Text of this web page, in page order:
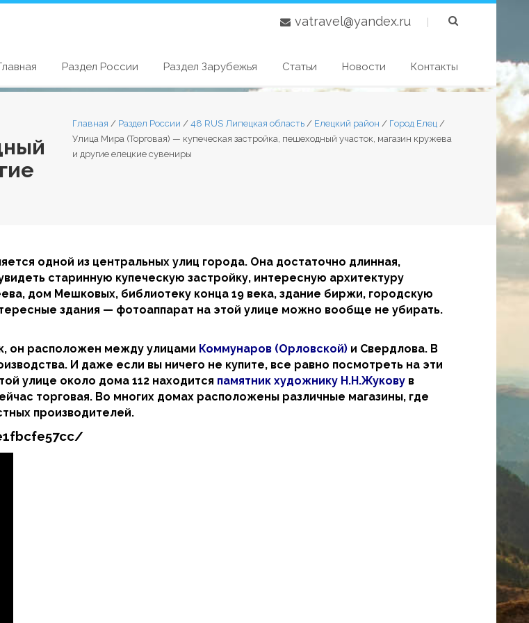
vatravel@yandex.ru |
Раздел России Раздел Зарубежья Статьи Новости Контакты
Главная / Раздел России / 48 RUS Липецкая область / Елецкий район / Город Елец /
Улица Мира (Торговая) — купеческая застройка, пешеходный участок, магазин кружева
и другие елецкие сувениры
одной из центральных улиц города. Она достаточно длинная,
старинную купеческую застройку, интересную архитектуру
дом Мешковых, библиотеку конца 19 века, здание биржи, городскую
здания — фотоаппарат на этой улице можно вообще не убирать.
он расположен между улицами Коммунаров (Орловской) и Свердлова. В
И даже если вы ничего не купите, все равно посмотреть на эти
улице около дома 112 находится памятник художнику Н.Н.Жукову в
торговая. Во многих домах расположены различные магазины, где
производителей.